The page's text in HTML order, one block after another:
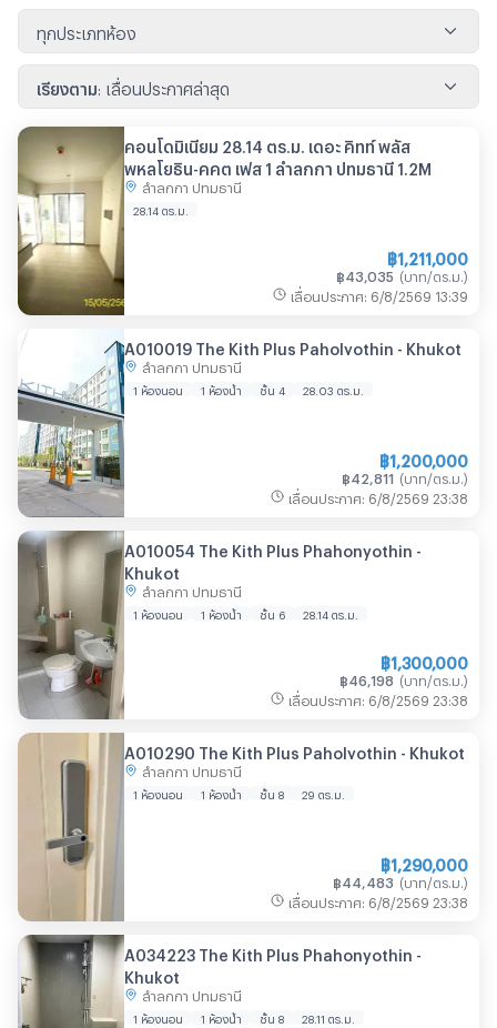
ทุกประเภทห้อง
เรียงตาม เลื่อนประกาศล่าสุด
คอนโดมิเนียม 28.14 ตร.ม. เดอะ คิทท์ พลัส
พหลโยธิน-คูคต เฟส 1 ลำลูกกา ปทุมธานี 1.2M
ลำลูกกา ปทุมธานี
28.14 ตร.ม.
฿1,211,000
฿ 43,035 (บาท/ตร.ม. )
เลื่อนประกาศ : 6/8/2569 13:39
A010019 The Kith Plus Paholyothin - Khukot
ลำลูกกา ปทุมธานี
1 ห้องนอน 1 ห้องน้ำ ชั้น 4 28.03 ตร.ม.
฿1,200,000
฿ 42,811 (บาท/ตร.ม. )
เลื่อนประกาศ : 6/8/2569 23:38
A010054 The Kith Plus Phahonyothin -
Khukot
ลำลูกกา ปทุมธานี
1 ห้องนอน 1 ห้องน้ำ ชั้น 6 28.14 ตร.ม.
฿1,300,000
฿ 46,198 (บาท/ตร.ม. )
เลื่อนประกาศ : 6/8/2569 23:38
A010290 The Kith Plus Paholyothin - Khukot
ลำลูกกา ปทุมธานี
1 ห้องนอน 1 ห้องน้ำ ชั้น 8 29 ตร.ม.
฿1,290,000
฿ 44,483 (บาท/ตร.ม. )
เลื่อนประกาศ : 6/8/2569 23:38
A034223 The Kith Plus Phahonyothin -
Khukot
ลำลูกกา ปทุมธานี
1 ห้องนอน 1 ห้องน้ำ ชั้น 8 28.11 ตร.ม.